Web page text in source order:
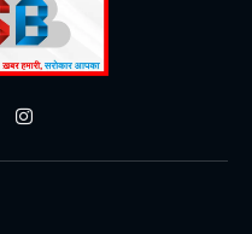
Instagram